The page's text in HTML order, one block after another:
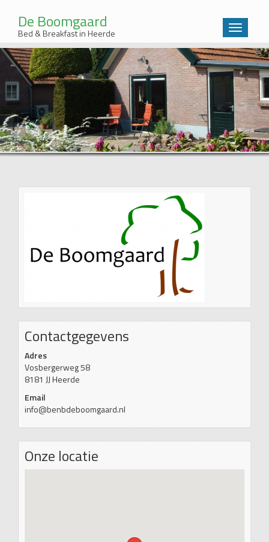
Sla
over
ga
meteen
naar
de
inhoud
De Boomgaard
Bed & Breakfast in Heerde
Wissel
navigatie
Contactgegevens
Adres
Vosbergerweg 58
8181 JJ Heerde
Email
info@benbdeboomgaard.nl
Onze locatie